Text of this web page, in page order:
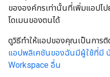
ขององค์กรเท่านั้นที่เพิ่มแอปไ
โดเมนของตนได้
ดูวิธีทำให้แอปของคุณเป็นการ
แอปพลิเคชันของฉันมีผู้ใช้ที่มี
Workspace อื่น